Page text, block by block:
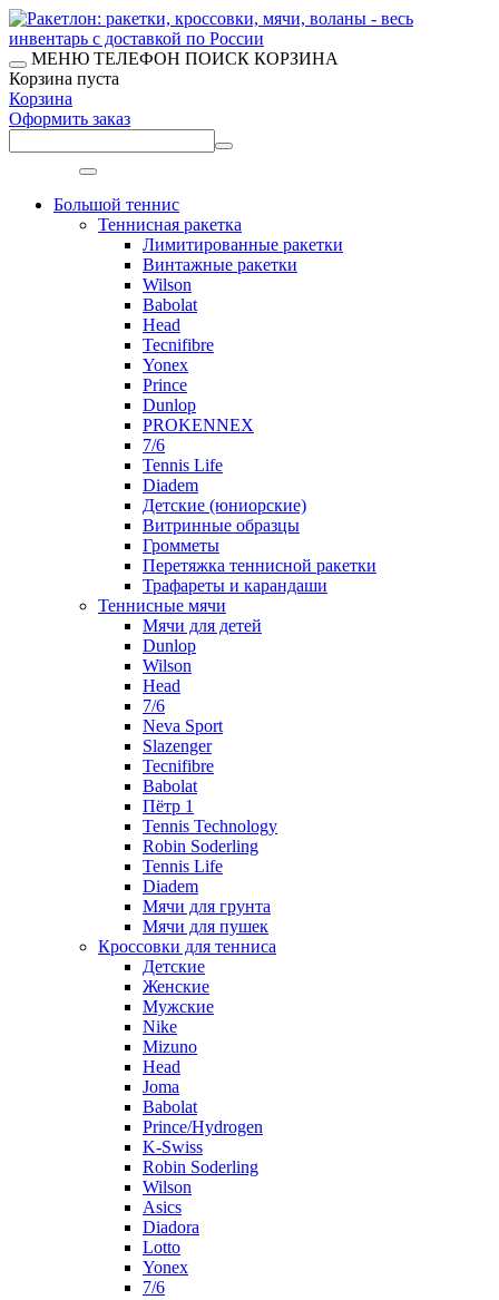
МЕНЮ ТЕЛЕФОН ПОИСК КОРЗИНА
Корзина пуста
Корзина
Оформить заказ
Большой теннис
Теннисная ракетка
Лимитированные ракетки
Винтажные ракетки
Wilson
Babolat
Head
Tecnifibre
Yonex
Prince
Dunlop
PROKENNEX
7/6
Tennis Life
Diadem
Детские (юниорские)
Витринные образцы
Громметы
Перетяжка теннисной ракетки
Трафареты и карандаши
Теннисные мячи
Мячи для детей
Dunlop
Wilson
Head
7/6
Neva Sport
Slazenger
Tecnifibre
Babolat
Пётр 1
Tennis Technology
Robin Soderling
Tennis Life
Diadem
Мячи для грунта
Мячи для пушек
Кроссовки для тенниса
Детские
Женские
Мужские
Nike
Mizuno
Head
Joma
Babolat
Prince/Hydrogen
K-Swiss
Robin Soderling
Wilson
Asics
Diadora
Lotto
Yonex
7/6